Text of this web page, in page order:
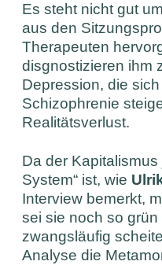
Es steht nicht gut
aus den
Therapeuten
disgnostizieren ihm
Depression, die
Schizophrenie
Realitätsverlust.
Da der Kapitalismus
System“ ist, wie
Interview bemerkt,
sei sie noch so grün
zwangsläufig
Analyse die